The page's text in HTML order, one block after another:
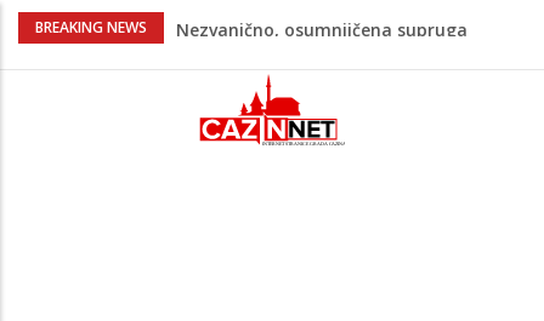
BREAKING NEWS
Na Ahiret preselila Bešić (rođ. Blažević)
Na Ahiret preselio ŠUPUK (Refik) ŠEFIK
Evo koje države su zasad za, a koje
protiv Infantina na izborima: Srbija i